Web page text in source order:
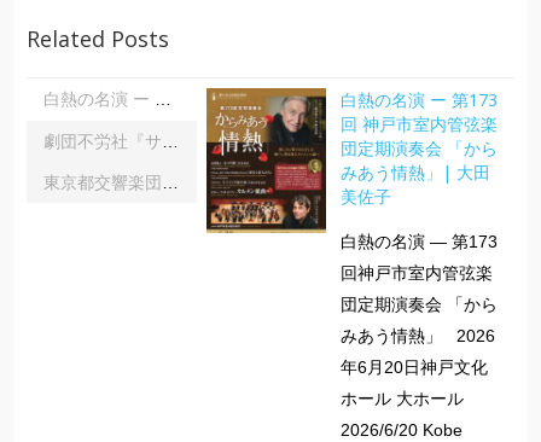
Related Posts
白熱の名演 ー 第173回 神戸市室内管弦楽団定期演奏会 「からみあう情熱」| 大田美佐子
白熱の名演 ー 第173
回 神戸市室内管弦楽
団定期演奏会 「から
みあう情熱」| 大田
美佐子
白熱の名演 ― 第173
回神戸市室内管弦楽
団定期演奏会 「から
みあう情熱」 2026
年6月20日神戸文化
ホール 大ホール
2026/6/20 Kobe